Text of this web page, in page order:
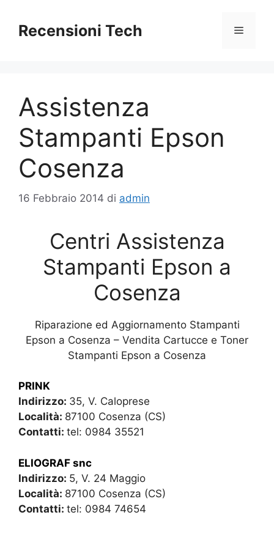
contenuto
Recensioni Tech Menu
Assistenza
Stampanti Epson
Cosenza
16 Febbraio 2014 di admin
Centri Assistenza
Stampanti Epson a
Cosenza
Riparazione ed Aggiornamento Stampanti
Epson a Cosenza – Vendita Cartucce e Toner
Stampanti Epson a Cosenza
PRINK
Indirizzo: 35, V. Caloprese
Località: 87100 Cosenza (CS)
Contatti: tel: 0984 35521
ELIOGRAF snc
Indirizzo: 5, V. 24 Maggio
Località: 87100 Cosenza (CS)
Contatti: tel: 0984 74654